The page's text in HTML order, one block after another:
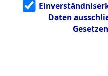
Landesentsch
ädigungsamt
Daten